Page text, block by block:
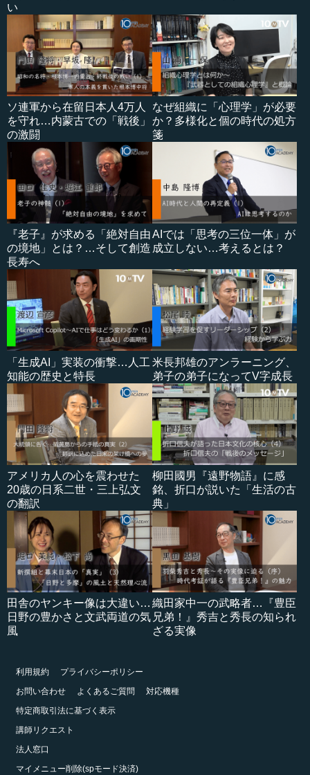
い
ソ連軍から在留日本人4万人
を守れ…内蒙古での「戦後」
の激闘
なぜ組織に「心理学」が必要
か？多様化と個の時代の処方
箋
『老子』が求める「絶対自由
の境地」とは？…そして創造
長寿へ
AIでは「思考の三位一体」が
成立しない…考えるとは？
「生成AI」実装の衝撃…人工
知能の歴史と特長
米長邦雄のアンラーニング、
弟子の弟子になってV字成長
アメリカ人の心を震わせた
20歳の日系二世・三上弘文
の翻訳
柳田國男『遠野物語』に感
銘、折口が説いた「生活の古
典」
田舎のヤンキー像は大違い…
日野の豊かさと文武両道の気
風
織田家中一の武略者…『豊臣
兄弟！』秀吉と秀長の知られ
ざる実像
利用規約
プライバシーポリシー
お問い合わせ
よくあるご質問
対応機種
特定商取引法に基づく表示
講師リクエスト
法人窓口
マイメニュー削除(spモード決済)